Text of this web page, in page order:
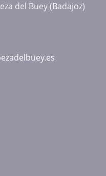
del Buey (Badajoz)